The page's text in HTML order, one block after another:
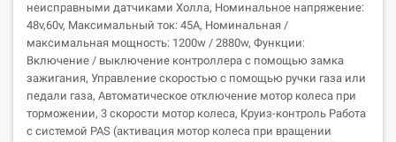
неисправными датчиками Холла, Номинальное напряжение:
48v,60v, Максимальный ток: 45А, Номинальная /
максимальная мощность: 1200w / 2880w, Функции:
Включение / выключение контроллера с помощью замка
зажигания, Управление скоростью с помощью ручки газа или
педали газа, Автоматическое отключение мотор колеса при
торможении, 3 скорости мотор колеса, Круиз-контроль Работа
с системой PAS (активация мотор колеса при вращении